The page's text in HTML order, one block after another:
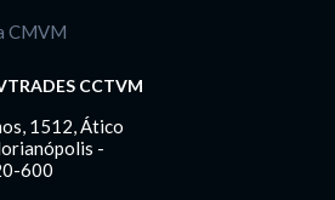
CMVM
CCTVM
1512, Ático
-
600